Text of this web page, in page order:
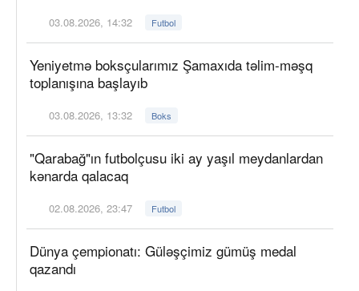
03.08.2026, 14:32 Futbol
Yeniyetmə boksçularımız Şamaxıda təlim-məşq
toplanışına başlayıb
03.08.2026, 13:32 Boks
"Qarabağ"ın futbolçusu iki ay yaşıl meydanlardan
kənarda qalacaq
02.08.2026, 23:47 Futbol
Dünya çempionatı: Güləşçimiz gümüş medal
qazandı